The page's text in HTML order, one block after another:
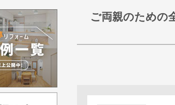
ご両親のための